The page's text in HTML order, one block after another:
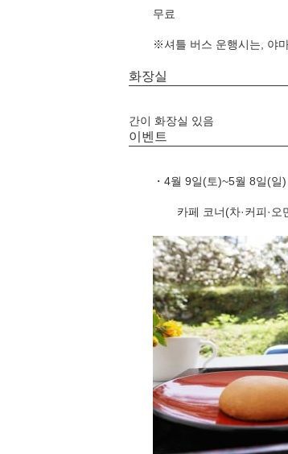
무료
※셔틀 버스 운행시는, 야
화장실
간이 화장실 있음
이벤트
・4월 9일(토)~5월 8일(
카페 코너(차·커피·